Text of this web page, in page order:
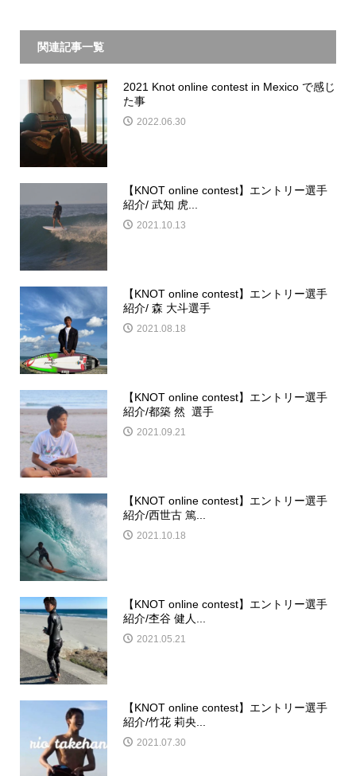
関連記事一覧
2021 Knot online contest in Mexico で感じ
た事
2022.06.30
【KNOT online contest】エントリー選手
紹介/ 武知 虎...
2021.10.13
【KNOT online contest】エントリー選手
紹介/ 森 大斗選手
2021.08.18
【KNOT online contest】エントリー選手
紹介/都築 然 選手
2021.09.21
【KNOT online contest】エントリー選手
紹介/西世古 篤...
2021.10.18
【KNOT online contest】エントリー選手
紹介/杢谷 健人...
2021.05.21
【KNOT online contest】エントリー選手
紹介/竹花 莉央...
2021.07.30